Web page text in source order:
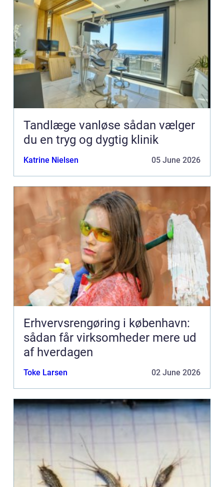
Tandlæge vanløse sådan vælger
du en tryg og dygtig klinik
Katrine Nielsen 05 June 2026
Erhvervsrengøring i københavn:
sådan får virksomheder mere ud
af hverdagen
Toke Larsen 02 June 2026